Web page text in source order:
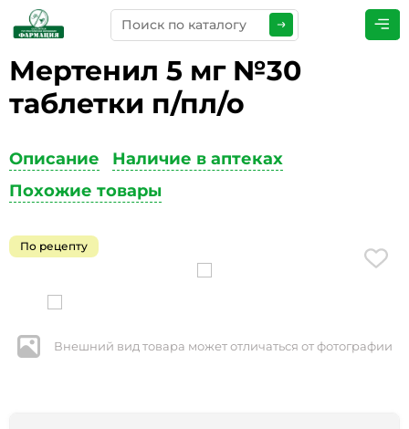
Мертенил 5 мг №30
таблетки п/пл/о
Описание
Наличие в аптеках
Похожие товары
По рецепту
Внешний вид товара может отличаться от фотографии
ПРЕДСТАВЬТЕСЬ*
ТЕЛЕФОН*
ЭЛЕКТРОННАЯ ПОЧТА
КОММЕНТАРИИ*